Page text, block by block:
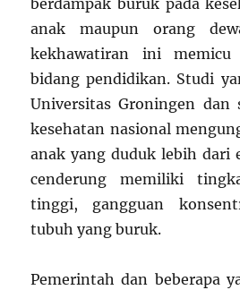
berdampak buruk pada
anak maupun orang
kekhawatiran ini
bidang pendidikan. Studi
Universitas Groningen dan
kesehatan nasional
anak yang duduk lebih dari
cenderung memiliki
tinggi, gangguan
tubuh yang buruk.
Pemerintah dan beberapa